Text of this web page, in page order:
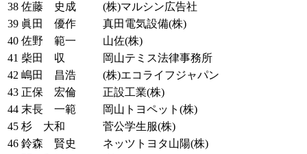
38 佐藤 史成
(株)マルシン広告社
39 眞田 優作
真田電気設備(株)
40 佐野 範一
山佐(株)
41 柴田 収
岡山テミス法律事務所
42 嶋田 昌浩
(株)エコライフジャパン
43 正保 宏倫
正設工業(株)
44 末長 一範
岡山トヨペット(株)
45 杉 大和
菅公学生服(株)
46 鈴森 賢史
ネッツトヨタ山陽(株)